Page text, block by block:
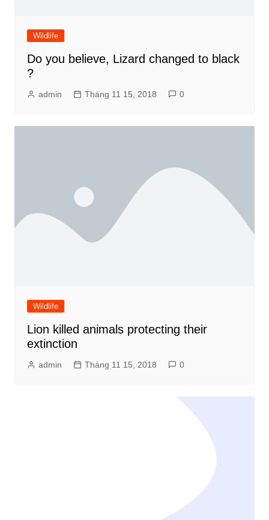
Wildlife
Do you believe, Lizard changed to black
?
admin Tháng 11 15, 2018 0
Wildlife
Lion killed animals protecting their
extinction
admin Tháng 11 15, 2018 0